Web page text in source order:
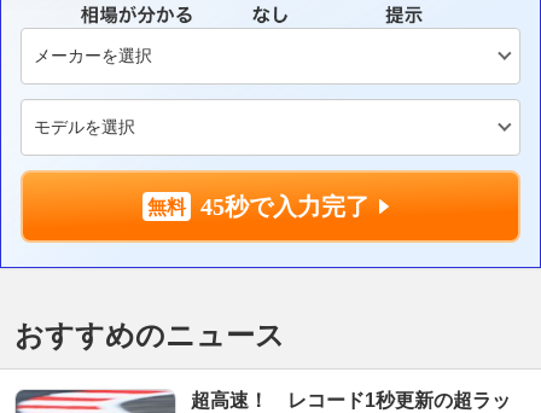
45秒で入力完了
おすすめのニュース
超高速！ レコード1秒更新の超ラッ